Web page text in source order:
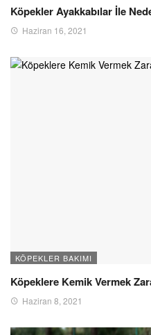
Köpekler Ayakkabılar İle
Haziran 16, 2021
KÖPEKLER BAKIMI
Köpeklere Kemik Vermek
Haziran 8, 2021